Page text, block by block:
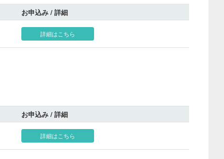
お申込み / 詳細
詳細はこちら
お申込み / 詳細
詳細はこちら